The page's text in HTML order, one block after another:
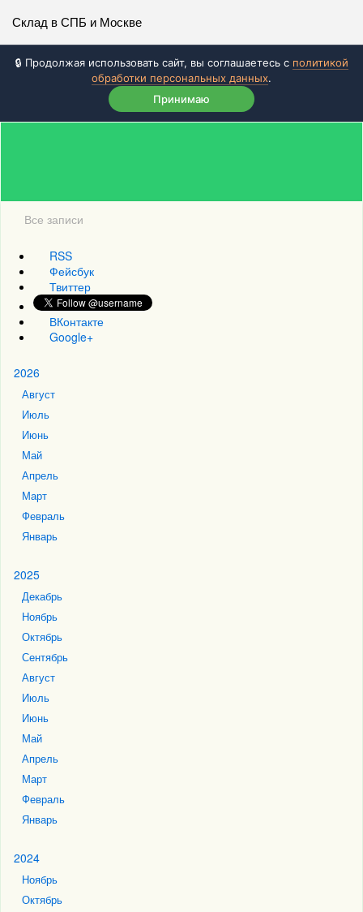
🔒 Продолжая использовать сайт, вы соглашаетесь с политикой
обработки персональных данных.
Принимаю
Склад в СПБ и Москве
Все записи
RSS
Фейсбук
Твиттер
ВКонтакте
Google+
2026
Август
Июль
Июнь
Май
Апрель
Март
Февраль
Январь
2025
Декабрь
Ноябрь
Октябрь
Сентябрь
Август
Июль
Июнь
Май
Апрель
Март
Февраль
Январь
2024
Ноябрь
Октябрь